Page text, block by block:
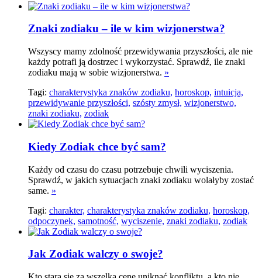
Znaki zodiaku – ile w kim wizjonerstwa?
Wszyscy mamy zdolność przewidywania przyszłości, ale nie
każdy potrafi ją dostrzec i wykorzystać. Sprawdź, ile znaki
zodiaku mają w sobie wizjonerstwa. »
Tagi: charakterystyka znaków zodiaku, horoskop, intuicja,
przewidywanie przyszłości, szósty zmysł, wizjonerstwo,
znaki zodiaku, zodiak
Kiedy Zodiak chce być ­­sam?
Każdy od czasu do czasu potrzebuje chwili wyciszenia.
Sprawdź, w jakich sytuacjach znaki zodiaku wolałyby zostać
same. »
Tagi: charakter, charakterystyka znaków zodiaku, horoskop,
odpoczynek, samotność, wyciszenie, znaki zodiaku, zodiak
Jak Zodiak walczy o swoje?